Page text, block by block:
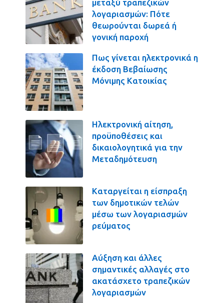
μεταξύ τραπεζικών
λογαριασμών: Πότε
θεωρούνται δωρεά ή
γονική παροχή
Πως γίνεται ηλεκτρονικά η
έκδοση Βεβαίωσης
Μόνιμης Κατοικίας
Ηλεκτρονική αίτηση,
προϋποθέσεις και
δικαιολογητικά για την
Μεταδημότευση
Καταργείται η είσπραξη
των δημοτικών τελών
μέσω των λογαριασμών
ρεύματος
Αύξηση και άλλες
σημαντικές αλλαγές στο
ακατάσχετο τραπεζικών
λογαριασμών